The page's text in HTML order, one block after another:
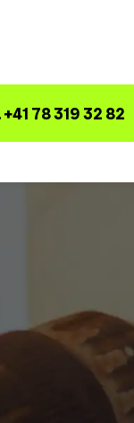
+41 78 319 32 82